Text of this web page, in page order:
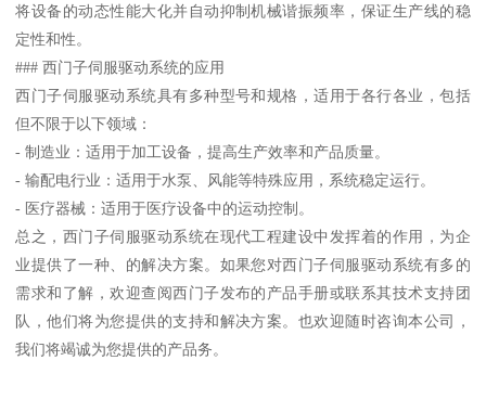
将设备的动态性能大化并自动抑制机械谐振频率，保证生产线的稳
定性和性。
### 西门子伺服驱动系统的应用
西门子伺服驱动系统具有多种型号和规格，适用于各行各业，包括
但不限于以下领域：
- 制造业：适用于加工设备，提高生产效率和产品质量。
- 输配电行业：适用于水泵、风能等特殊应用，系统稳定运行。
- 医疗器械：适用于医疗设备中的运动控制。
总之，西门子伺服驱动系统在现代工程建设中发挥着的作用，为企
业提供了一种、的解决方案。如果您对西门子伺服驱动系统有多的
需求和了解，欢迎查阅西门子发布的产品手册或联系其技术支持团
队，他们将为您提供的支持和解决方案。也欢迎随时咨询本公司，
我们将竭诚为您提供的产品务。